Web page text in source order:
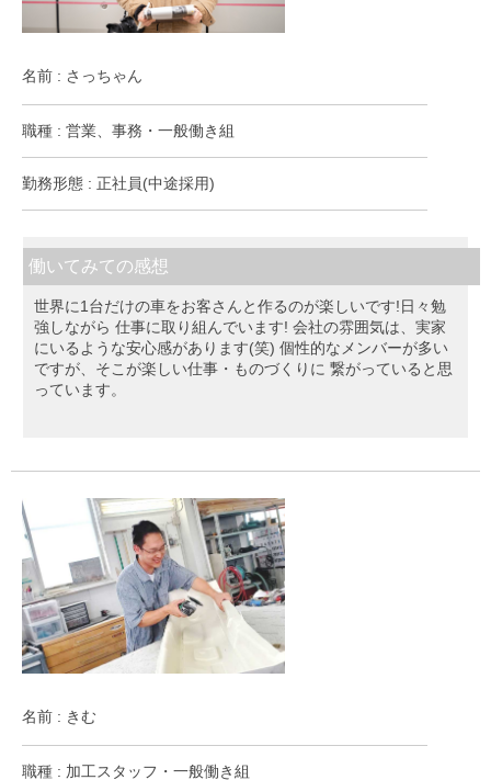
名前 : さっちゃん
職種 : 営業、事務・一般働き組
勤務形態 : 正社員(中途採用)
働いてみての感想
世界に1台だけの車をお客さんと作るのが楽しいです!日々勉
強しながら 仕事に取り組んでいます! 会社の雰囲気は、実家
にいるような安心感があります(笑) 個性的なメンバーが多い
ですが、そこが楽しい仕事・ものづくりに 繋がっていると思
っています。
名前 : きむ
職種 : 加工スタッフ・一般働き組